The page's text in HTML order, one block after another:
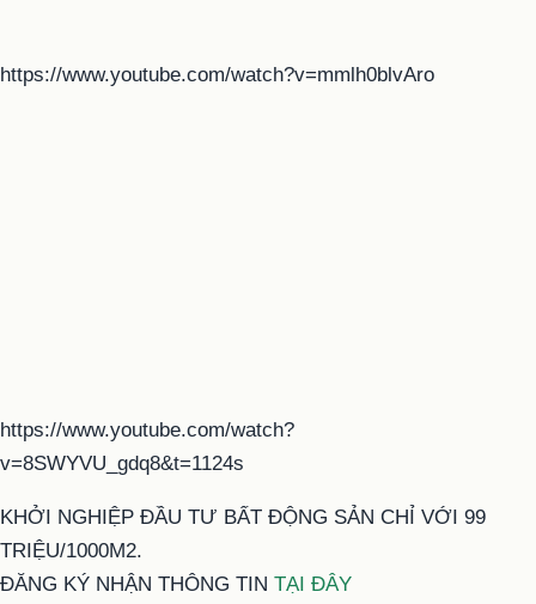
https://www.youtube.com/watch?v=mmlh0blvAro
https://www.youtube.com/watch?
v=8SWYVU_gdq8&t=1124s
KHỞI NGHIỆP ĐẦU TƯ BẤT ĐỘNG SẢN CHỈ VỚI 99
TRIỆU/1000M2.
ĐĂNG KÝ NHẬN THÔNG TIN TẠI ĐÂY